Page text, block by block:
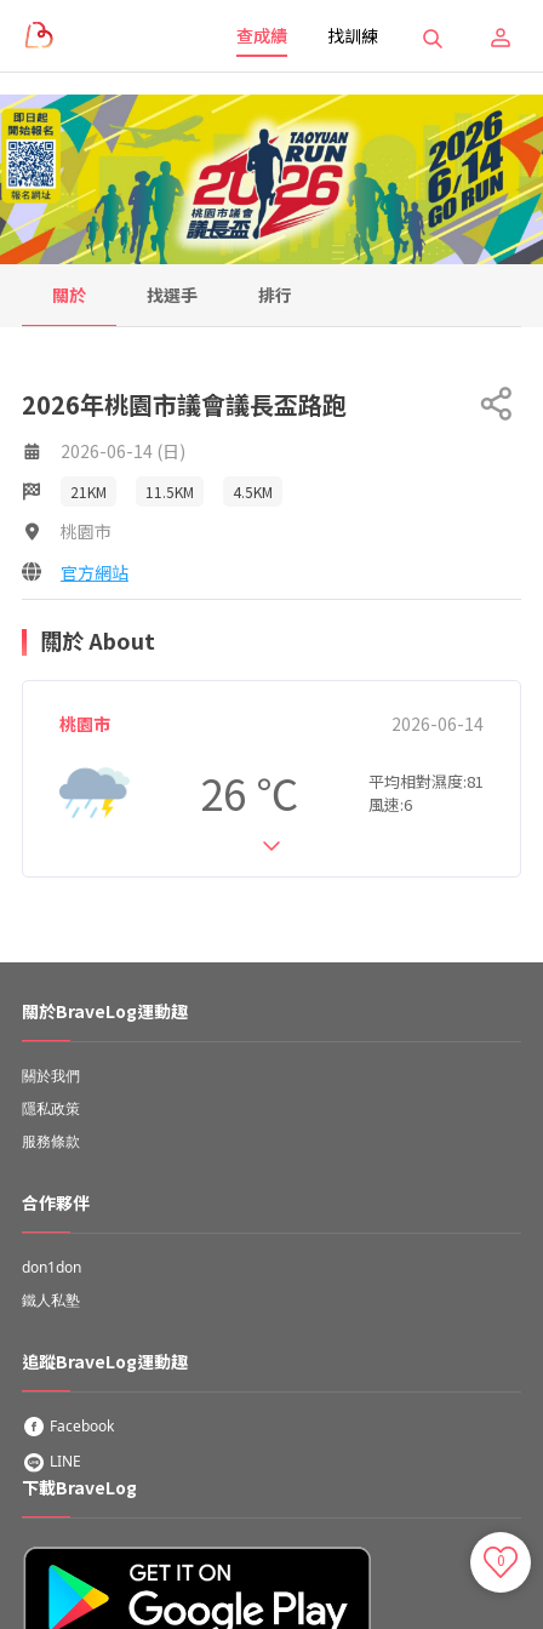
查成績 找訓練
0
關於 找選手 排行
2026年桃園市議會議長盃路跑
2026-06-14 (日)
21KM 11.5KM 4.5KM
桃園市
官方網站
關於 About
桃園市 2026-06-14
26
平均相對濕度:81
風速:6
關於BraveLog運動趣
關於我們
隱私政策
服務條款
合作夥伴
don1don
鐵人私塾
追蹤BraveLog運動趣
Facebook
LINE
下載BraveLog